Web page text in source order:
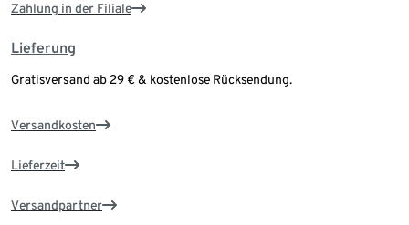
Zahlung in der Filiale
Lieferung
Gratisversand ab 29 € & kostenlose Rücksendung.
Versandkosten
Lieferzeit
Versandpartner